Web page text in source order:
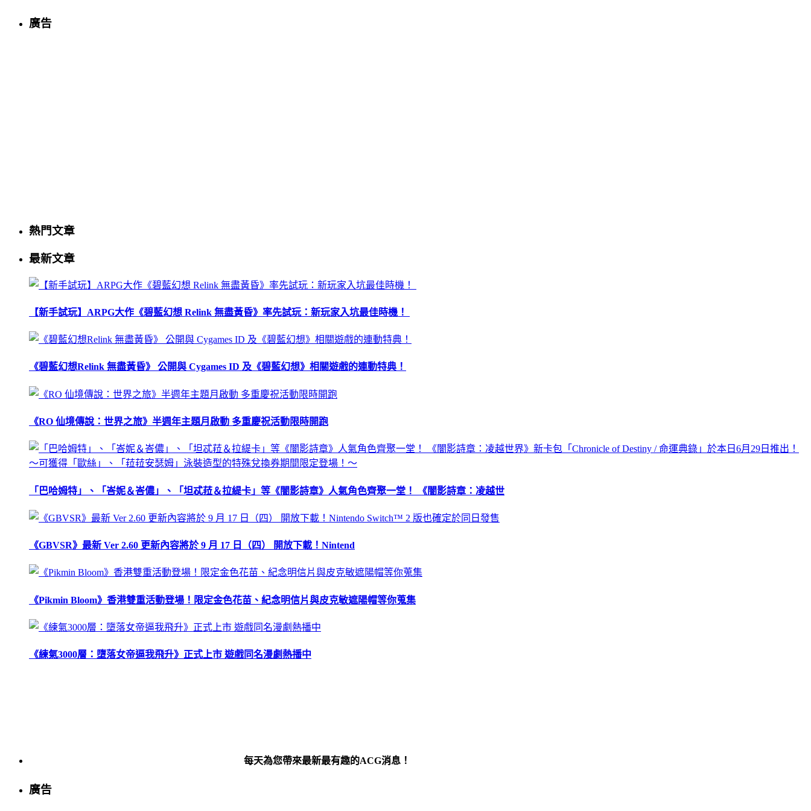
廣告
熱門文章
最新文章
【新手試玩】ARPG大作《碧藍幻想 Relink 無盡黃昏》率先試玩：新玩家入坑最佳時機！
《碧藍幻想Relink 無盡黃昏》 公開與 Cygames ID 及《碧藍幻想》相關遊戲的連動特典！
《RO 仙境傳說：世界之旅》半週年主題月啟動 多重慶祝活動限時開跑
「巴哈姆特」、「峇妮＆峇儂」、「坦忒菈＆拉緹卡」等《闇影詩章》人氣角色齊聚一堂！ 《闇影詩章：凌越世
《GBVSR》最新 Ver 2.60 更新內容將於 9 月 17 日（四） 開放下載！Nintend
《Pikmin Bloom》香港雙重活動登場！限定金色花苗、紀念明信片與皮克敏遮陽帽等你蒐集
《練氣3000層：墮落女帝逼我飛升》正式上市 遊戲同名漫劇熱播中
每天為您帶來最新最有趣的ACG消息！
廣告